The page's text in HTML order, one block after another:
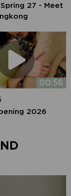
Spring 27 - Meet
00:56
2026